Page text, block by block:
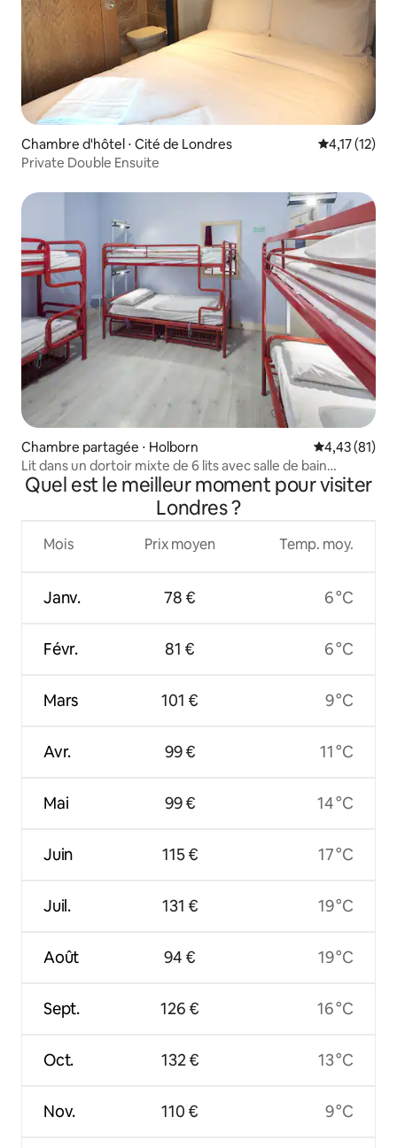
Chambre d'hôtel ⋅ Cité de Londres Évaluation
4,17 (12)
Private Double Ensuite
Chambre partagée ⋅ Holborn Évaluation
4,43 (81)
Lit dans un dortoir mixte de 6 lits avec salle de bain
partagée basique
Quel est le meilleur moment pour visiter
Londres ?
Mois
Janv.
Févr.
Mars
Avr.
Mai
Juin
Juil.
Août
Sept.
Oct.
Nov.
Prix moyen
78 €
81 €
101 €
99 €
99 €
115 €
131 €
94 €
126 €
132 €
110 €
Temp. moy.
6 °C
6 °C
9 °C
11 °C
14 °C
17 °C
19 °C
19 °C
16 °C
13 °C
9 °C